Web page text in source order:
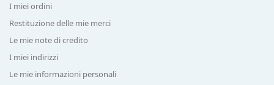
I miei ordini
Restituzione delle mie merci
Le mie note di credito
I miei indirizzi
Le mie informazioni personali